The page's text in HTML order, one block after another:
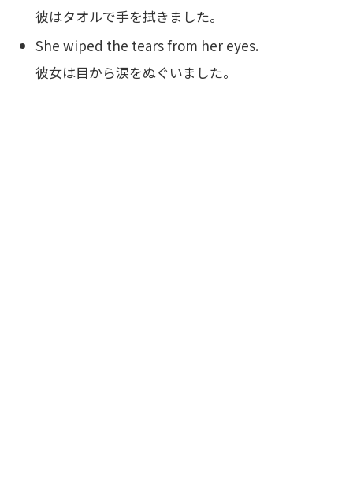
彼はタオルで手を拭きました。
She wiped the tears from her eyes.
彼女は目から涙をぬぐいました。